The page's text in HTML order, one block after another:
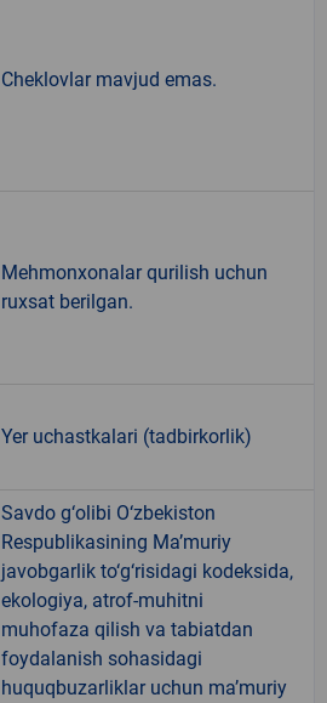
Cheklovlar mavjud emas.
Mehmonxonalar qurilish uchun
ruxsat berilgan.
Yer uchastkalari (tadbirkorlik)
Savdo g‘olibi O‘zbekiston
Respublikasining Ma’muriy
javobgarlik to‘g‘risidagi kodeksida,
ekologiya, atrof-muhitni
muhofaza qilish va tabiatdan
foydalanish sohasidagi
huquqbuzarliklar uchun ma’muriy